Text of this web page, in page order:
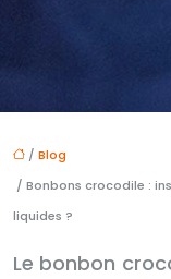
/ Blog
/ Bonbons crocodile :
liquides ?
Le bonbon